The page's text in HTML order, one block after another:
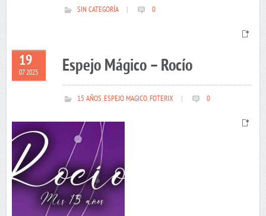
SIN CATEGORÍA 0
19
07 2025 Espejo Mágico – Rocío
15 AÑOS,ESPEJO MAGICO,FOTERIX 0